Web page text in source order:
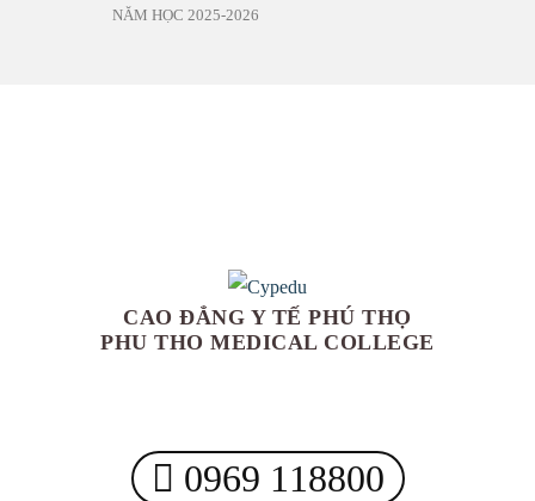
NĂM HỌC 2025-2026
CAO ĐẲNG Y TẾ PHÚ THỌ
PHU THO MEDICAL COLLEGE
0969 118800